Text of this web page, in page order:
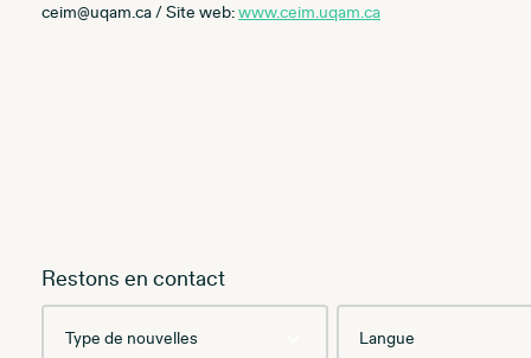
ceim@uqam.ca / Site web:www.ceim.uqam.ca
Restons en contact